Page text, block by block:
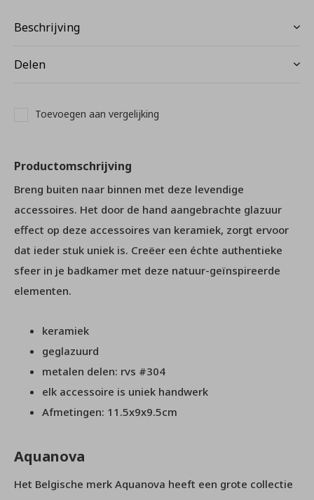
Beschrijving
Delen
Toevoegen aan vergelijking
Productomschrijving
Breng buiten naar binnen met deze levendige
accessoires. Het door de hand aangebrachte glazuur
effect op deze accessoires van keramiek, zorgt ervoor
dat ieder stuk uniek is. Creëer een échte authentieke
sfeer in je badkamer met deze natuur-geïnspireerde
elementen.
keramiek
geglazuurd
metalen delen: rvs #304
elk accessoire is uniek handwerk
Afmetingen: 11.5x9x9.5cm
Aquanova
Het Belgische merk Aquanova heeft een grote collectie